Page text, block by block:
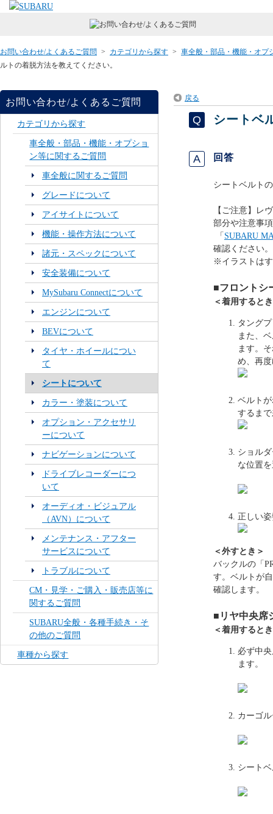
お問い合わせ/よくあるご質問 > カテゴリから探す > 車全般・部品・機能・オプ
ルトの着脱方法を教えてください。
お問い合わせ/よくあるご質問
カテゴリから探す
車全般・部品・機能・オプショ
ン等に関するご質問
車全般に関するご質問
グレードについて
アイサイトについて
機能・操作方法について
諸元・スペックについて
安全装備について
MySubaru Connectについて
エンジンについて
BEVについて
タイヤ・ホイールについ
て
シートについて
カラー・塗装について
オプション・アクセサリ
ーについて
ナビゲーションについて
ドライブレコーダーにつ
いて
オーディオ・ビジュアル
（AVN）について
メンテナンス・アフター
サービスについて
トラブルについて
CM・見学・ご購入・販売店等に
関するご質問
SUBARU全般・各種手続き・そ
の他のご質問
車種から探す
戻る
シートベ
回答
シートベルト
【ご注意】レ
部分や注意事
「 SUBARU
確認ください。
※イラストは
■フロントシ
＜着用すると
タング
また、
ます。
め、再
ベルト
するま
ショル
な位置
正しい
＜外すとき＞
バックルの「
す。ベルトが
確認します。
■ リヤ中央席
＜着用すると
必ず中
ます。
カーゴ
シート